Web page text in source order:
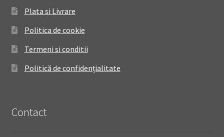
Plata si Livrare
Politica de cookie
Termeni si conditii
Politică de confidențialitate
Contact